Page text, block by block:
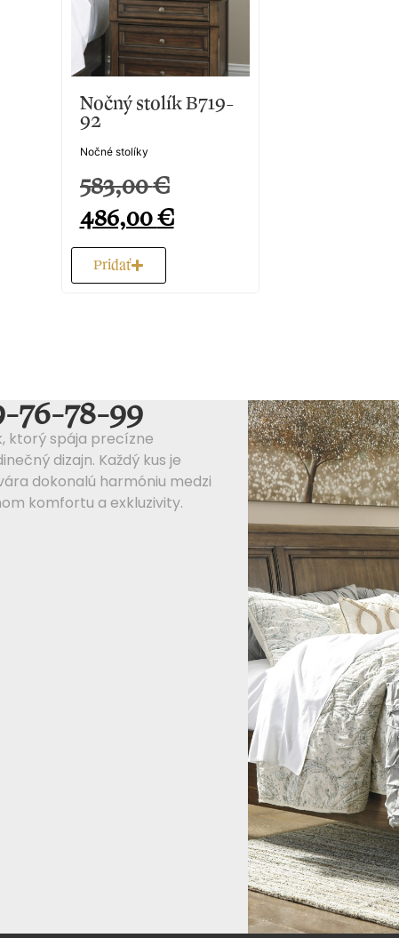
Nočný stolík B719-
92
Nočné stolíky
583,00€
486,00€
Pridať
76-78-99
ktorý spája precízne
dizajn. Každý kus je
dokonalú harmóniu medzi
komfortu a exkluzivity.